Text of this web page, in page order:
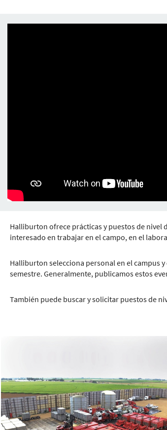
Halliburton ofrece prácticas y puestos de nivel
interesado en trabajar en el campo, en el
Halliburton selecciona personal en el campus
semestre. Generalmente, publicamos estos
También puede buscar y solicitar puestos de